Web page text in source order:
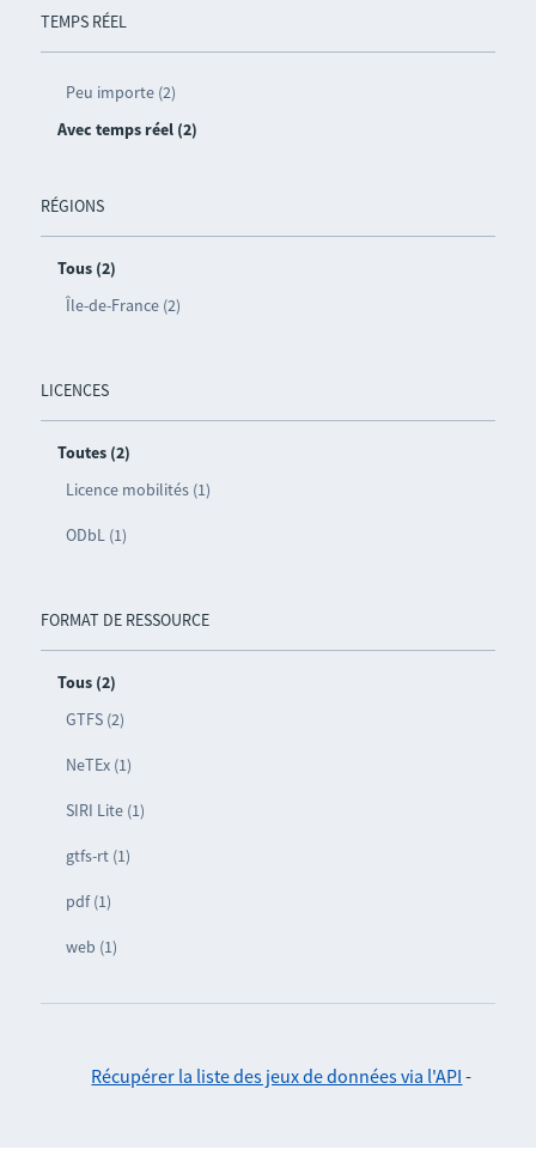
TEMPS RÉEL
Peu importe (2)
Avec temps réel (2)
RÉGIONS
Tous (2)
Île-de-France (2)
LICENCES
Toutes (2)
Licence mobilités (1)
ODbL (1)
FORMAT DE RESSOURCE
Tous (2)
GTFS (2)
NeTEx (1)
SIRI Lite (1)
gtfs-rt (1)
pdf (1)
web (1)
Récupérer la liste des jeux de données via l'API -